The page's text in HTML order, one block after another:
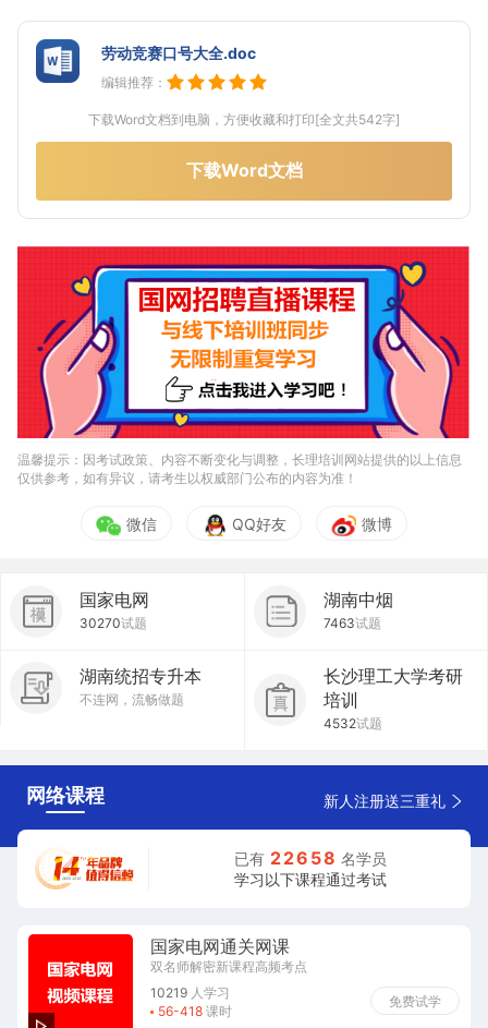
劳动竞赛口号大全.doc
编辑推荐：
下载Word文档到电脑，方便收藏和打印[全文共542字]
下载Word文档
温馨提示：因考试政策、内容不断变化与调整，长理培训网站提供的以上信息
仅供参考，如有异议，请考生以权威部门公布的内容为准！
微信 QQ好友 微博
国家电网
30270试题
湖南中烟
7463试题
湖南统招专升本
不连网，流畅做题
长沙理工大学考研
培训
4532试题
网络课程 新人注册送三重礼
已有 226 58 名学员
学习以下课程通过考试
国家电网通关网课
双名师解密新课程高频考点
10219人学习
56-418 课时
免费试学